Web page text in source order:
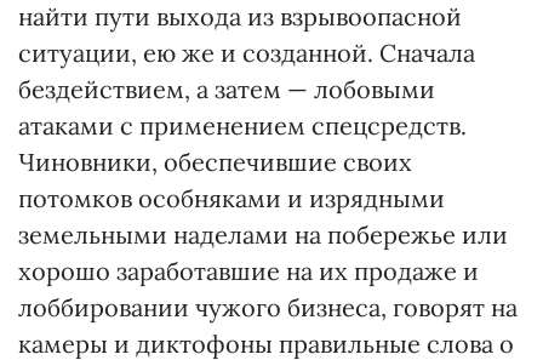
найти пути выхода из взрывоопасной
ситуации, ею же и созданной. Сначала
бездействием, а затем — лобовыми
атаками с применением спецсредств.
Чиновники, обеспечившие своих
потомков особняками и изрядными
земельными наделами на побережье или
хорошо заработавшие на их продаже и
лоббировании чужого бизнеса, говорят на
камеры и диктофоны правильные слова о